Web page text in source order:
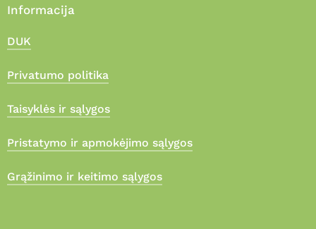
Informacija
DUK
Privatumo politika
Taisyklės ir sąlygos
Pristatymo ir apmokėjimo sąlygos
Grąžinimo ir keitimo sąlygos